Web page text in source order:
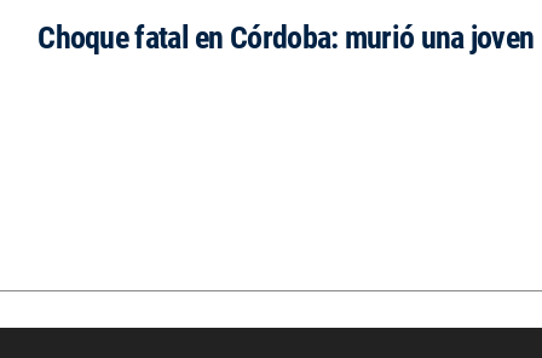
Choque fatal en Córdoba: murió una